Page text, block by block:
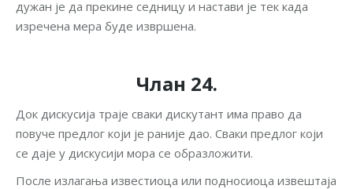
дужан је да прекине седницу и настави је тек када
изречена мера буде извршена.
Члан 24.
Док дискусија траје сваки дискутант има право да
повуче предлог који је раније дао. Сваки предлог који
се даје у дискусији мора се образложити.
После излагања известиоца или подносиоца извештаја